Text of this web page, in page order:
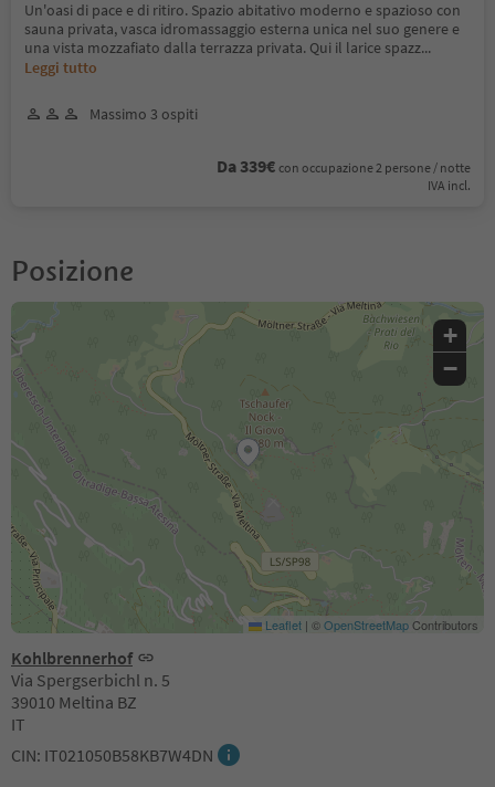
Un'oasi di pace e di ritiro. Spazio abitativo moderno e spazioso con
sauna privata, vasca idromassaggio esterna unica nel suo genere e
una vista mozzafiato dalla terrazza privata. Qui il larice spazz...
Leggi tutto
Massimo 3 ospiti
Da 339€ con occupazione 2 persone / notte
IVA incl.
Posizione
Kohlbrennerhof
Via Spergserbichl n. 5
39010 Meltina BZ
IT
CIN: IT021050B58KB7W4DN
+
−
Leaflet | ©OpenStreetMapContributors